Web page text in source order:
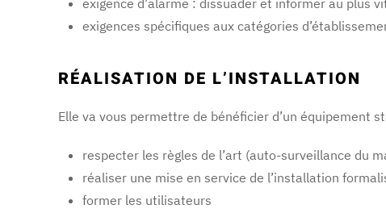
exigence d’alarme : dissuader et informer au plus
exigences spécifiques aux catégories
RÉALISATION DE L’INSTALLATION
Elle va vous permettre de bénéficier d’un équipement
respecter les règles de l’art (auto-surveillance du
réaliser une mise en service de l’installation
former les utilisateurs